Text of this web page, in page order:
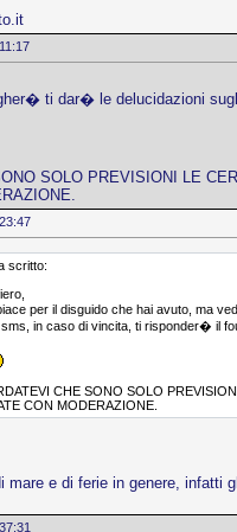
ti dar� le delucidazioni
SOLO PREVISIONI LE
scritto:
per il disguido che hai avuto, ma
sms, in caso di vincita, ti risponder� il
CHE SONO SOLO
CON MODERAZIONE.
mare e di ferie in genere,